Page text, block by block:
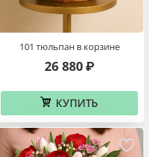
101 тюльпан в корзине
26 880 ₽
КУПИТЬ